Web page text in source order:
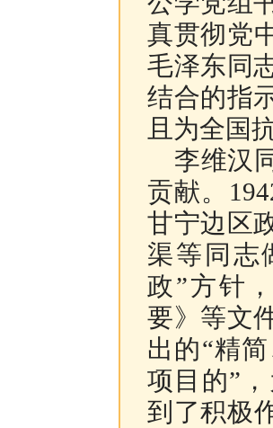
真贯彻党
毛泽东同
结合的指
且为全国
李维汉
贡献。
甘宁边区
渠等同志
政”方针
要》等文
出的“精
项目的”
到了积极